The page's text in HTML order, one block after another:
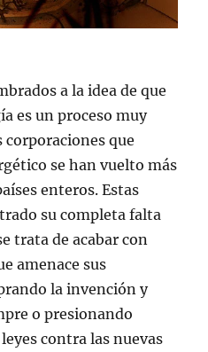
a la idea de que
es un proceso muy
corporaciones que
se han vuelto más
enteros. Estas
su completa falta
trata de acabar con
amenace sus
la invención y
o presionando
contra las nuevas